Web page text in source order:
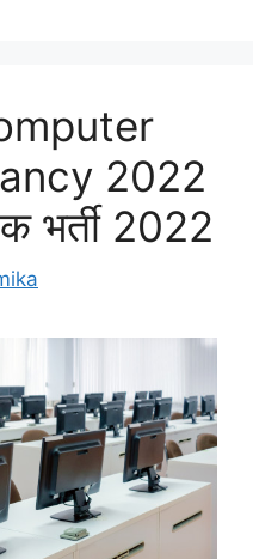
2022
भर्ती 2022